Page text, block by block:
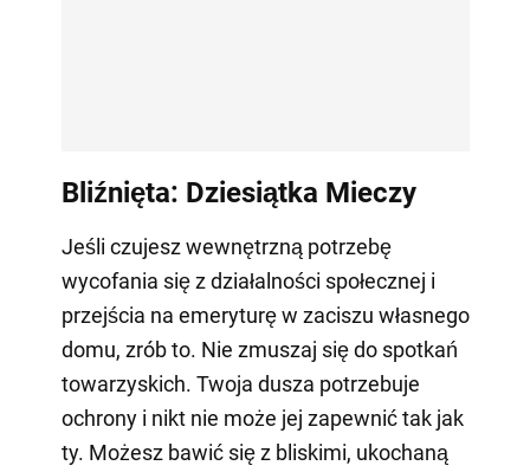
Bliźnięta: Dziesiątka Mieczy
Jeśli czujesz wewnętrzną potrzebę
wycofania się z działalności społecznej i
przejścia na emeryturę w zaciszu własnego
domu, zrób to. Nie zmuszaj się do spotkań
towarzyskich. Twoja dusza potrzebuje
ochrony i nikt nie może jej zapewnić tak jak
ty. Możesz bawić się z bliskimi, ukochaną